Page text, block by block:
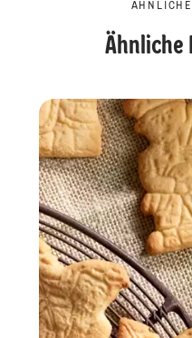
ÄHNLICHE
Ähnliche